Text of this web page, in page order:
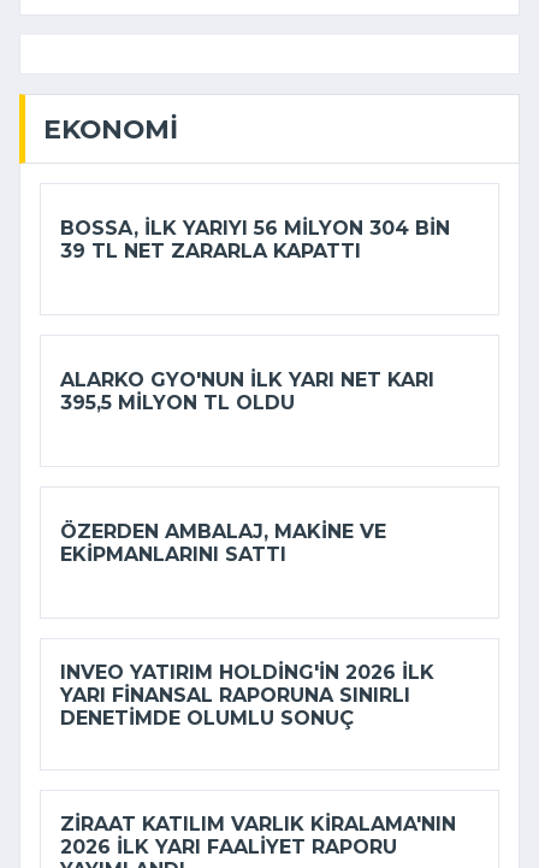
EKONOMI
BOSSA, ILK YARIYI 56 MILYON 304 BIN
39 TL NET ZARARLA KAPATTI
ALARKO GYO'NUN ILK YARI NET KARI
395,5 MILYON TL OLDU
ÖZERDEN AMBALAJ, MAKINE VE
EKIPMANLARINI SATTI
INVEO YATIRIM HOLDING'IN 2026 ILK
YARI FINANSAL RAPORUNA SINIRLI
DENETIMDE OLUMLU SONUÇ
ZIRAAT KATILIM VARLIK KIRALAMA'NIN
2026 ILK YARI FAALIYET RAPORU